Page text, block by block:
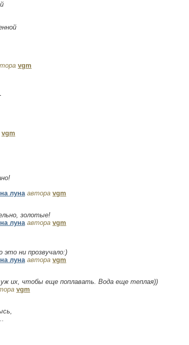
vgm
vgm
луна автора vgm
золотые!
луна автора vgm
это ни прозвучало:)
луна автора vgm
уж их, чтобы еще поплавать. Вода еще теплая))
vgm